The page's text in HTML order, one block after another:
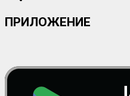
ПРИЛОЖЕНИЕ